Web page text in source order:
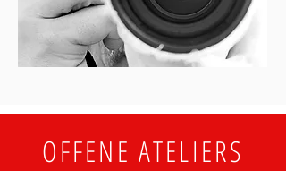
OFFENE ATELIERS